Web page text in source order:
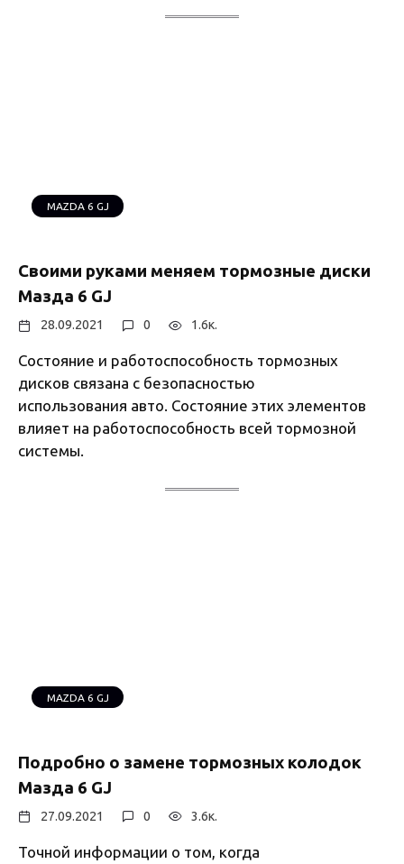
MAZDA 6 GJ
Своими руками меняем тормозные диски
Мазда 6 GJ
28.09.2021 0 1.6к.
Состояние и работоспособность тормозных
дисков связана с безопасностью
использования авто. Состояние этих элементов
влияет на работоспособность всей тормозной
системы.
MAZDA 6 GJ
Подробно о замене тормозных колодок
Мазда 6 GJ
27.09.2021 0 3.6к.
Точной информации о том, когда